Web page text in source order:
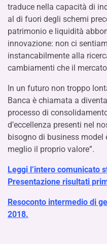
traduce nella capacità di
al di fuori degli schemi
patrimonio e liquidità
innovazione: non ci
instancabilmente alla
cambiamenti che il
In un futuro non troppo
Banca è chiamata a
processo di
d’eccellenza presenti nel
bisogno di business model
meglio il proprio valore”.
Leggi l’intero comunicato
Presentazione risultati
Resoconto intermedio di
2018.